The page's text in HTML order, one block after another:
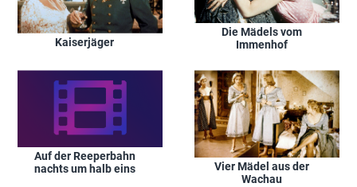
Kaiserjäger
Die Mädels vom
Immenhof
Auf der Reeperbahn
nachts um halb eins
Vier Mädel aus der
Wachau